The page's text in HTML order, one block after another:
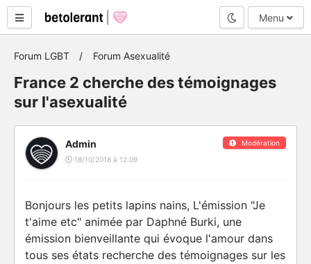
Mode nuit
Menu
Forum LGBT Forum Asexualité
France 2 cherche des témoignages
sur l'asexualité
Modération
Admin
18/10/2018 à 12:09
Bonjours les petits lapins nains, L'émission "Je
t'aime etc" animée par Daphné Burki, une
émission bienveillante qui évoque l'amour dans
tous ses états recherche des témoignages sur les